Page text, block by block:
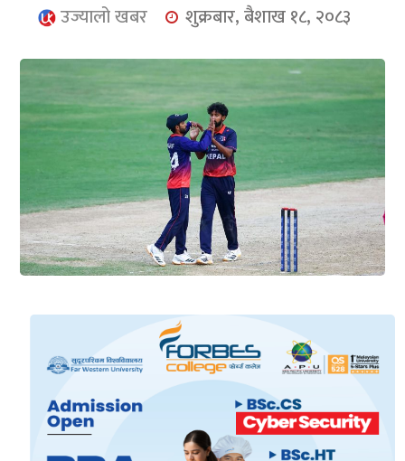
प्रबास
युनिकोड
उज्यालो खबर शुक्रबार, बैशाख १८, २०८३